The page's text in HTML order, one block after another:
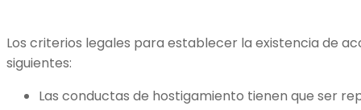
Los criterios legales para establecer la existencia de
siguientes:
Las conductas de hostigamiento tienen que ser